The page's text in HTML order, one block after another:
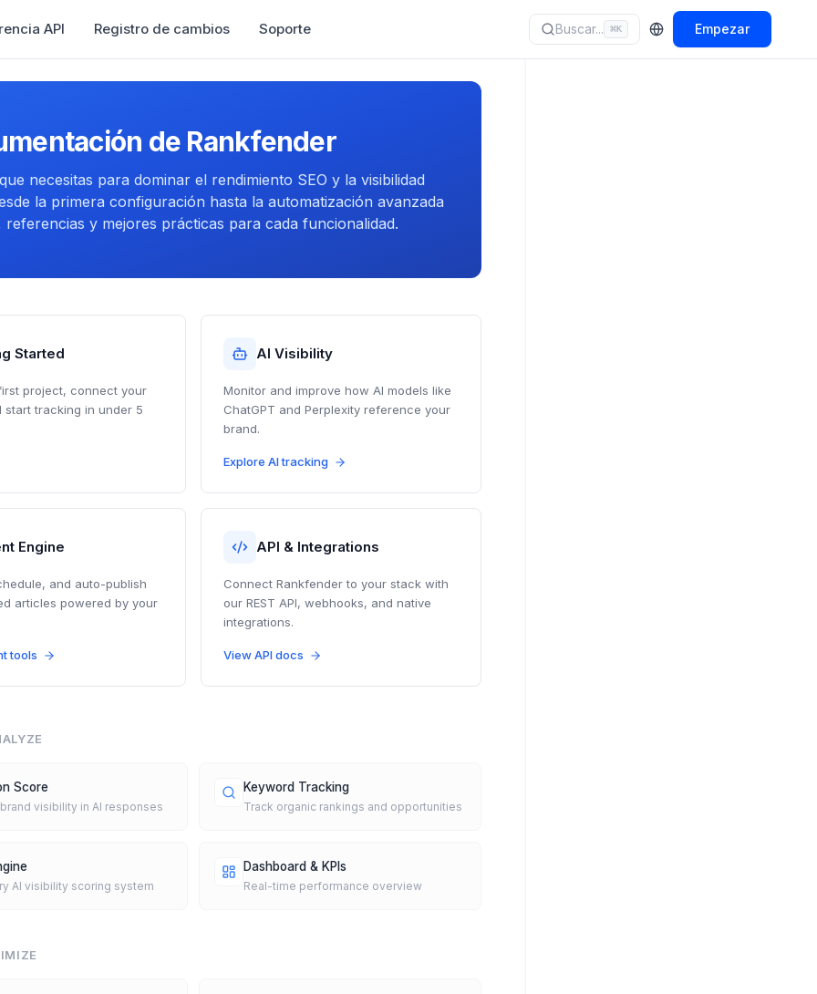
API Registro de cambios Soporte Buscar... ⌘K Empezar
de Rankfender
necesitas para dominar el rendimiento SEO y la visibilidad
la primera configuración hasta la automatización avanzada
y mejores prácticas para cada funcionalidad.
Started
project, connect your
start tracking in under 5
AI Visibility
Monitor and improve how AI models like
ChatGPT and Perplexity reference your
brand.
Explore AI tracking
Engine
and auto-publish
articles powered by your
tools
API & Integrations
Connect Rankfender to your stack with
our REST API, webhooks, and native
integrations.
View API docs
Score
visibility in AI responses
Keyword Tracking
Track organic rankings and opportunities
AI visibility scoring system
Dashboard & KPIs
Real-time performance overview